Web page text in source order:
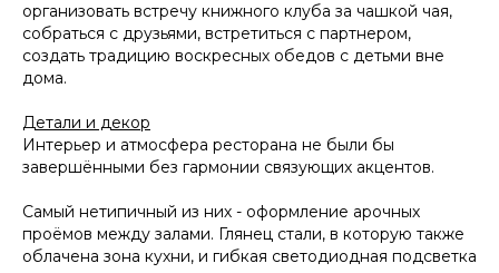
организовать встречу книжного клуба за чашкой чая,
собраться с друзьями, встретиться с партнером,
создать традицию воскресных обедов с детьми вне
дома.
Детали и декор
Интерьер и атмосфера ресторана не были бы
завершёнными без гармонии связующих акцентов.
Самый нетипичный из них - оформление арочных
проёмов между залами. Глянец стали, в которую также
облачена зона кухни, и гибкая светодиодная подсветка